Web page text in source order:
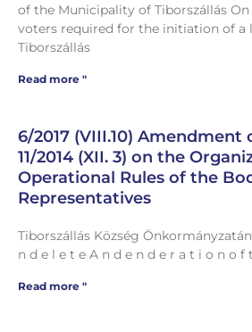
of the Municipality of Tiborszállás
voters required for the initiation of a
Tiborszállás
Read more "
6/2017 (VIII.10) Amendment
11/2014 (XII. 3) on the
Operational Rules of the
Representatives
Tiborszállás Község
n d e l e t e A n d e n d e r a t i o n o f t
Read more "